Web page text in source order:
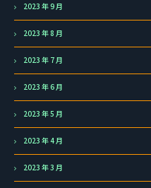
2023 年 9 月
2023 年 8 月
2023 年 7 月
2023 年 6 月
2023 年 5 月
2023 年 4 月
2023 年 3 月